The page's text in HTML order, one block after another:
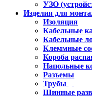
УЗО
Изделия для
Изоляция
Кабельные
Кабельные
Клеммные
Короба
Напольные
Разъемы
Трубы
Шинные